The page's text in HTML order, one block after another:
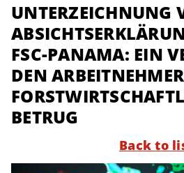
UNTERZEICHNUNG
FSC-PANAMA: EIN
DEN
BETRUG
Back to